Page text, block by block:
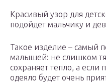
Красивый узор для
подойдет мальчику и
Такое изделие – самый
малышей: не слишком
сохраняет тепло, а
одеяло будет очень